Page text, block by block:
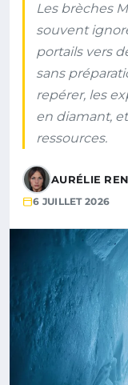
Les brèches
souvent
portails vers
sans
repérer, les
en diamant,
ressources.
AURÉLIE
6 JUILLET 2026